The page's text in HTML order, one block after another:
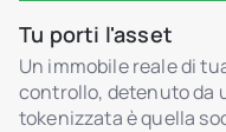
Tu porti l'asset
Un immobile reale di
controllo, detenuto da
tokenizzata è quella